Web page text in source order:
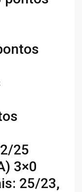
25
3×0
25/23,